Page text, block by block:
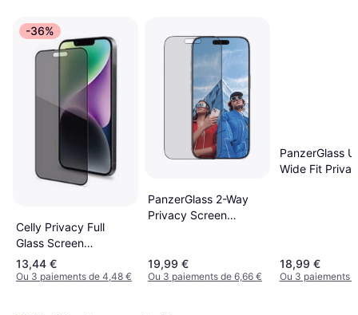
-36%
Celly Privacy Full
Glass Screen
Protector for iPhone
15
13,44 €
Ou 3 paiements de 4,48 €
PanzerGlass 2-Way
Privacy Screen
19,99 €
Ou 3 paiements de 6,66 €
PanzerGlass
Wide Fit
18,99 €
Ou 3 paiements